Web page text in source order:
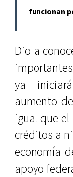
funcionan
Dio a
ya
aumento
igual que
créditos a
economía
apoyo